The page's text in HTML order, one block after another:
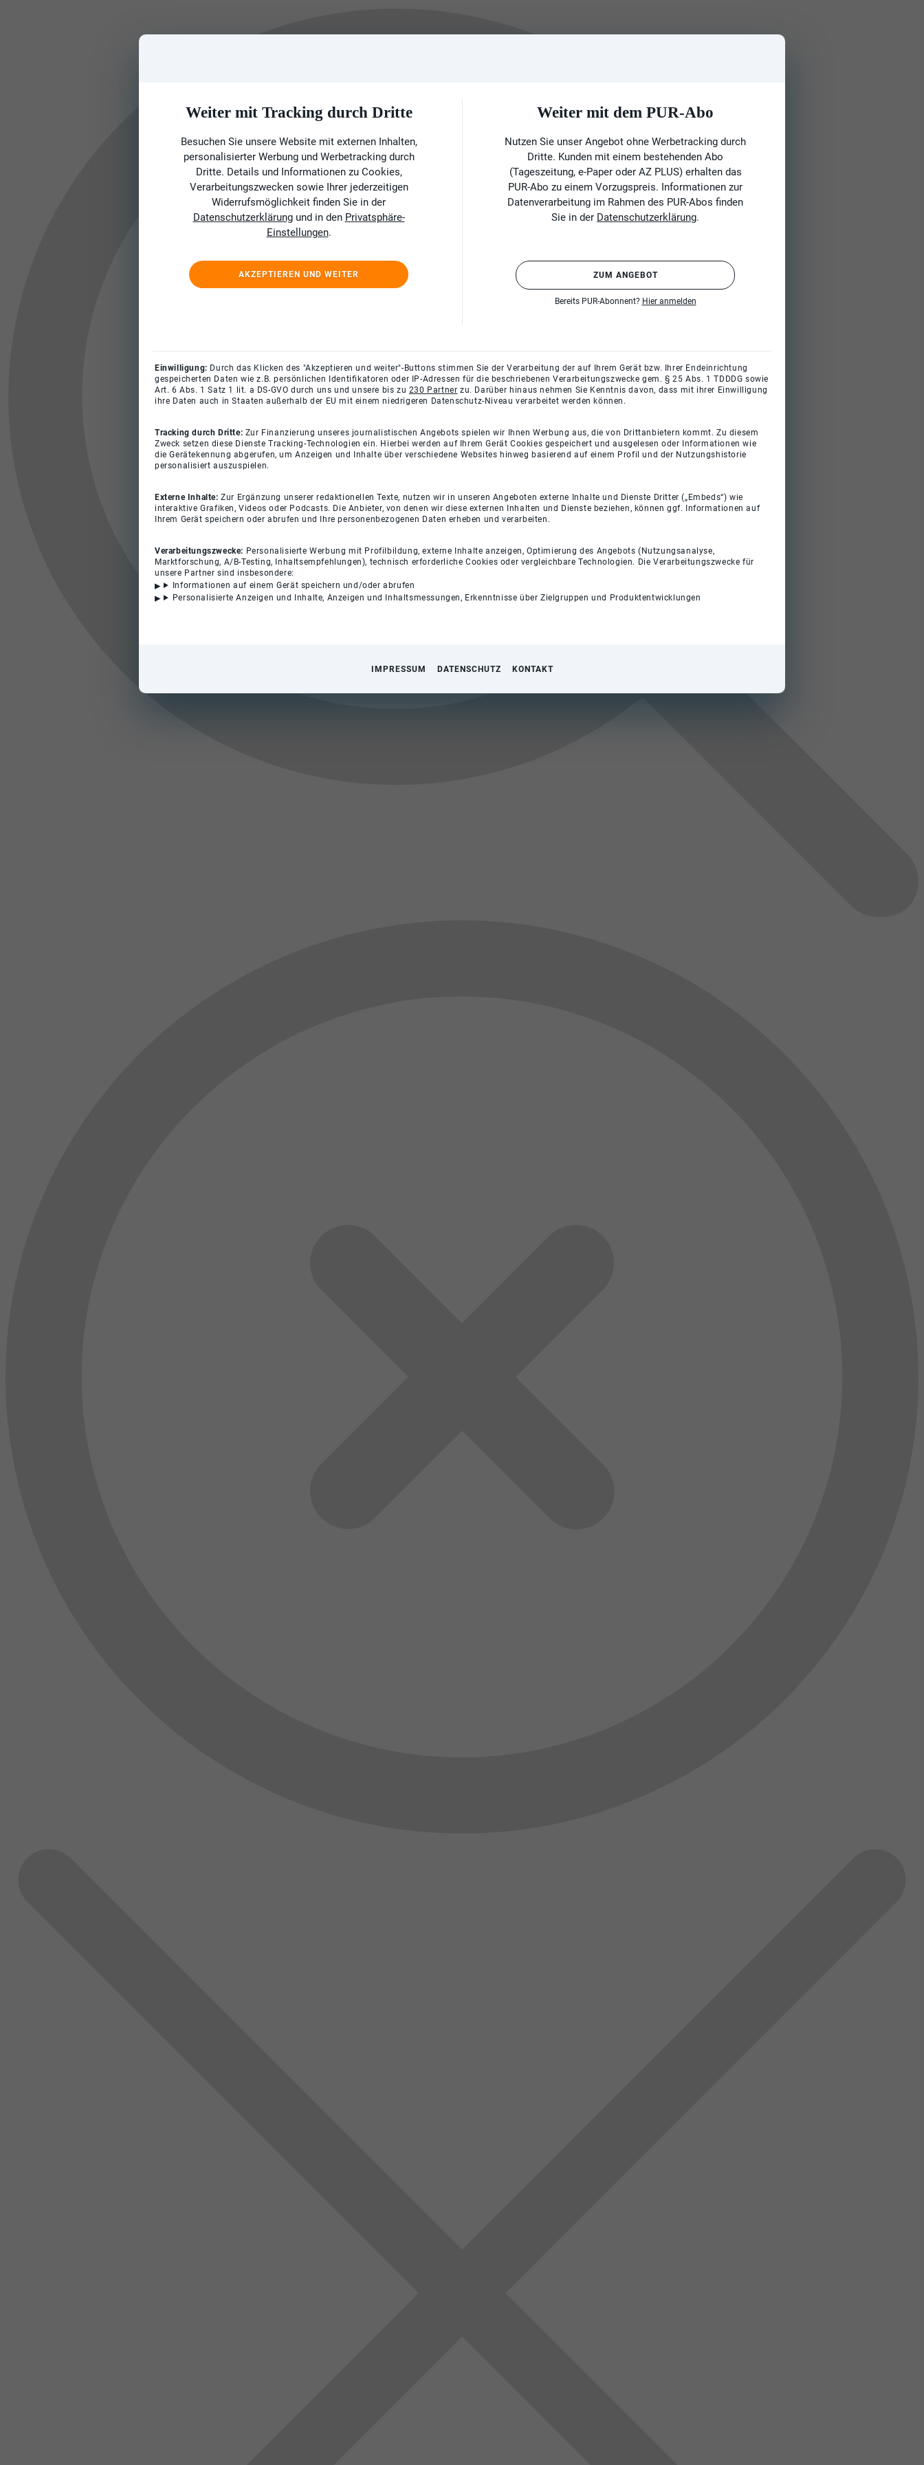
Weiter mit Tracking durch Dritte
Besuchen Sie unsere Website mit externen Inhalten,
personalisierter Werbung und Werbetracking durch
Dritte. Details und Informationen zu Cookies,
Verarbeitungszwecken sowie Ihrer jederzeitigen
Widerrufsmöglichkeit finden Sie in der
Datenschutzerklärungund in den Privatsphäre-
Einstellungen.
AKZEPTIEREN UND WEITER
Weiter mit dem PUR-Abo
Nutzen Sie unser Angebot ohne Werbetracking durch
Dritte. Kunden mit einem bestehenden Abo
(Tageszeitung, e-Paper oder AZ PLUS) erhalten das
PUR-Abo zu einem Vorzugspreis. Informationen zur
Datenverarbeitung im Rahmen des PUR-Abos finden
Sie in der Datenschutzerklärung.
ZUM ANGEBOT
Bereits PUR-Abonnent? Hier anmelden
Einwilligung: Durch das Klicken des "Akzeptieren und weiter"-Buttons stimmen Sie der Verarbeitung der auf Ihrem Gerät bzw. Ihrer Endeinrichtung
gespeicherten Daten wie z.B. persönlichen Identifikatoren oder IP-Adressen für die beschriebenen Verarbeitungszwecke gem. § 25 Abs. 1 TDDDG sowie
Art. 6 Abs. 1 Satz 1 lit. a DS-GVO durch uns und unsere bis zu 230 Partner zu. Darüber hinaus nehmen Sie Kenntnis davon, dass mit ihrer Einwilligung
ihre Daten auch in Staaten außerhalb der EU mit einem niedrigeren Datenschutz-Niveau verarbeitet werden können.
Tracking durch Dritte: Zur Finanzierung unseres journalistischen Angebots spielen wir Ihnen Werbung aus, die von Drittanbietern kommt. Zu diesem
Zweck setzen diese Dienste Tracking-Technologien ein. Hierbei werden auf Ihrem Gerät Cookies gespeichert und ausgelesen oder Informationen wie
die Gerätekennung abgerufen, um Anzeigen und Inhalte über verschiedene Websites hinweg basierend auf einem Profil und der Nutzungshistorie
personalisiert auszuspielen.
Externe Inhalte:Zur Ergänzung unserer redaktionellen Texte, nutzen wir in unseren Angeboten externe Inhalte und Dienste Dritter („Embeds“) wie
interaktive Grafiken, Videos oder Podcasts. Die Anbieter, von denen wir diese externen Inhalten und Dienste beziehen, können ggf. Informationen auf
Ihrem Gerät speichern oder abrufen und Ihre personenbezogenen Daten erheben und verarbeiten.
Verarbeitungszwecke: Personalisierte Werbung mit Profilbildung, externe Inhalte anzeigen, Optimierung des Angebots (Nutzungsanalyse,
Marktforschung, A/B-Testing, Inhaltsempfehlungen), technisch erforderliche Cookies oder vergleichbare Technologien. Die Verarbeitungszwecke für
unsere Partner sind insbesondere:
Informationen auf einem Gerät speichern und/oder abrufen
Personalisierte Anzeigen und Inhalte, Anzeigen und Inhaltsmessungen, Erkenntnisse über Zielgruppen und Produktentwicklungen
IMPRESSUM DATENSCHUTZ KONTAKT